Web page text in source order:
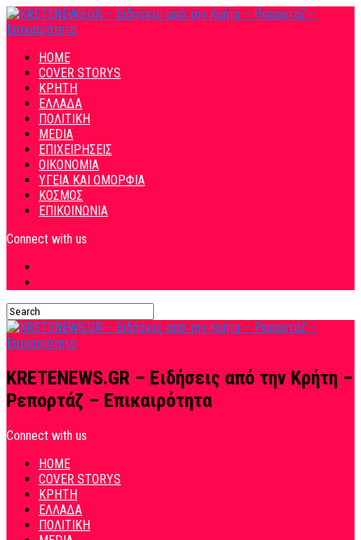
HOME
COVER STORYS
ΚΡΗΤΗ
ΕΛΛΑΔΑ
ΠΟΛΙΤΙΚΗ
MEDIA
ΕΠΙΧΕΙΡΗΣΕΙΣ
ΟΙΚΟΝΟΜΙΑ
ΥΓΕΙΑ ΚΑΙ ΟΜΟΡΦΙΑ
ΚΟΣΜΟΣ
ΕΠΙΚΟΙΝΩΝΙΑ
Connect with us
KRETENEWS.GR – Ειδήσεις από την Κρήτη –
Ρεπορτάζ – Επικαιρότητα
Connect with us
HOME
COVER STORYS
ΚΡΗΤΗ
ΕΛΛΑΔΑ
ΠΟΛΙΤΙΚΗ